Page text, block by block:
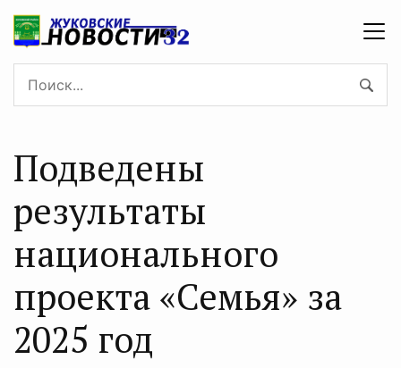
Подведены
результаты
национального
проекта «Семья» за
2025 год